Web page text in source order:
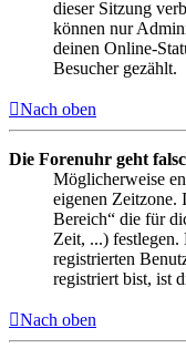
dieser Sitzung
können nur
deinen Online-
Besucher gezählt.
Nach oben
Die Forenuhr geht
Möglicherweise
eigenen Zeitzone.
Bereich“ die für
Zeit, ...)
registrierten
registriert bist, ist
Nach oben